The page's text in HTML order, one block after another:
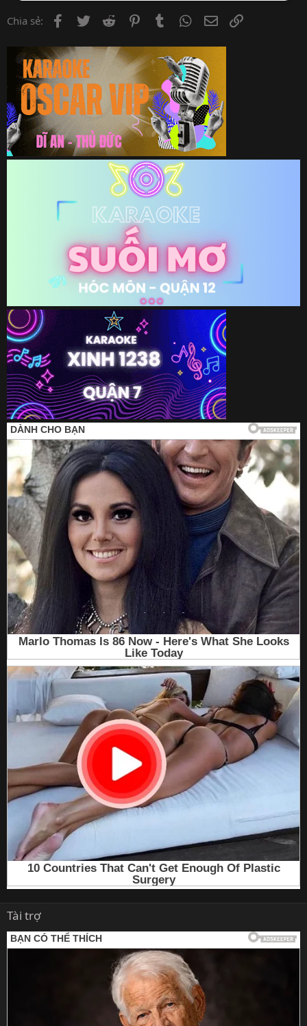
Chia sẻ: Facebook
Twitter Reddit PinterestTumblr WhatsApp
Email
Tài trợ